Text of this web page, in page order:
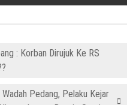
: Korban Dirujuk Ke RS
Pedang, Pelaku Kejar